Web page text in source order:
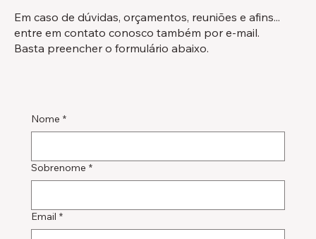
Em caso de dúvidas, orçamentos, reuniões e afins...
entre em contato conosco também por e-mail.
Basta preencher o formulário abaixo.
Nome *
Sobrenome *
Email *